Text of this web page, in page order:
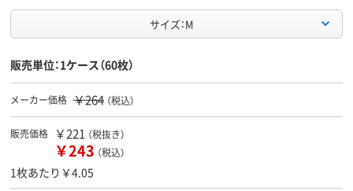
サイズ：M
販売単位：1ケース（60枚）
メーカー価格 ￥264 （税込）
販売価格 ￥221 （税抜き）
￥243 （税込）
1枚あたり￥4.05